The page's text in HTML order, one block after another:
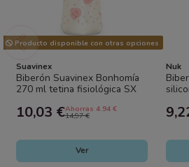
Producto disponible con otras opciones
Suavinex
Biberón Suavinex Bonhomía
270 ml tetina fisiológica SX
10,03 €Ahorras 4.94 €
14,97 €
Ver
Nuk